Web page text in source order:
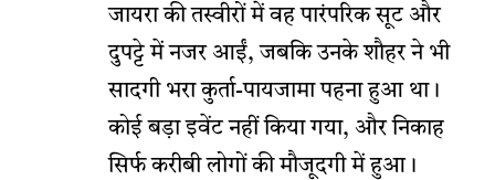
जायरा की तस्वीरों में वह पारंपरिक सूट और
दुपट्टे में नजर आईं, जबकि उनके शौहर ने भी
सादगी भरा कुर्ता-पायजामा पहना हुआ था।
कोई बड़ा इवेंट नहीं किया गया, और निकाह
सिर्फ करीबी लोगों की मौजूदगी में हुआ।